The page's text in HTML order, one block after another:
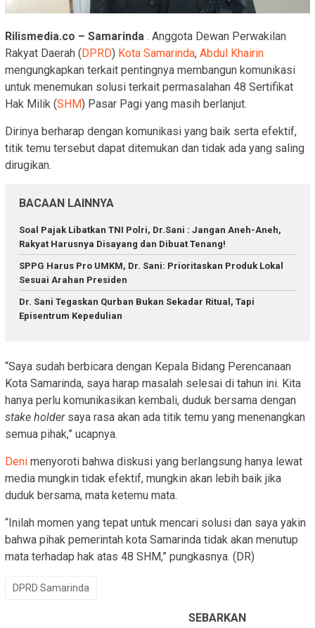
Rilismedia.co – Samarinda . Anggota Dewan Perwakilan
Rakyat Daerah ( DPRD) Kota Samarinda, Abdul Khairin
mengungkapkan terkait pentingnya membangun komunikasi
untuk menemukan solusi terkait permasalahan 48 Sertifikat
Hak Milik (SHM) Pasar Pagi yang masih berlanjut.
Dirinya berharap dengan komunikasi yang baik serta efektif,
titik temu tersebut dapat ditemukan dan tidak ada yang saling
dirugikan.
BACAAN LAINNYA
Soal Pajak Libatkan TNI Polri, Dr.Sani : Jangan Aneh-Aneh,
Rakyat Harusnya Disayang dan Dibuat Tenang!
SPPG Harus Pro UMKM, Dr. Sani: Prioritaskan Produk Lokal
Sesuai Arahan Presiden
Dr. Sani Tegaskan Qurban Bukan Sekadar Ritual, Tapi
Episentrum Kepedulian
“Saya sudah berbicara dengan Kepala Bidang Perencanaan
Kota Samarinda, saya harap masalah selesai di tahun ini. Kita
hanya perlu komunikasikan kembali, duduk bersama dengan
stake holdersaya rasa akan ada titik temu yang menenangkan
semua pihak,” ucapnya.
Deni menyoroti bahwa diskusi yang berlangsung hanya lewat
media mungkin tidak efektif, mungkin akan lebih baik jika
duduk bersama, mata ketemu mata.
“Inilah momen yang tepat untuk mencari solusi dan saya yakin
bahwa pihak pemerintah kota Samarinda tidak akan menutup
mata terhadap hak atas 48 SHM,” pungkasnya. (DR)
DPRD Samarinda
SEBARKAN